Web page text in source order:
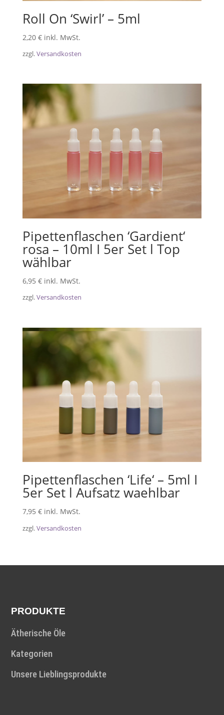
Roll On ‘Swirl’ – 5ml
2,20 € inkl. MwSt.
zzgl.Versandkosten
Pipettenflaschen ‘Gardient‘
rosa – 10ml I 5er Set l Top
wählbar
6,95 € inkl. MwSt.
zzgl.Versandkosten
Pipettenflaschen ‘Life‘ – 5ml I
5er Set l Aufsatz waehlbar
7,95 € inkl. MwSt.
zzgl.Versandkosten
PRODUKTE
Ätherische Öle
Kategorien
Unsere Lieblingsprodukte